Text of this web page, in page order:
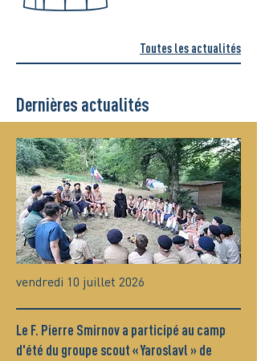
Toutes les actualités
Dernières actualités
vendredi 10 juillet 2026
Le F. Pierre Smirnov a participé au camp
d'été du groupe scout « Yaroslavl » de